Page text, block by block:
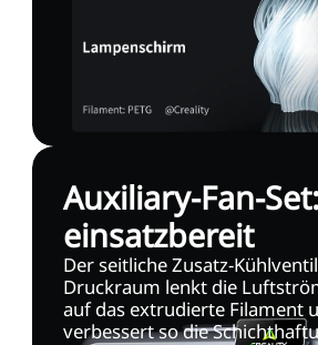
Auxiliary-Fan-
einsatzbereit
Der seitliche Zusatz-
Druckraum lenkt die
auf das extrudierte Filament
verbessert so die